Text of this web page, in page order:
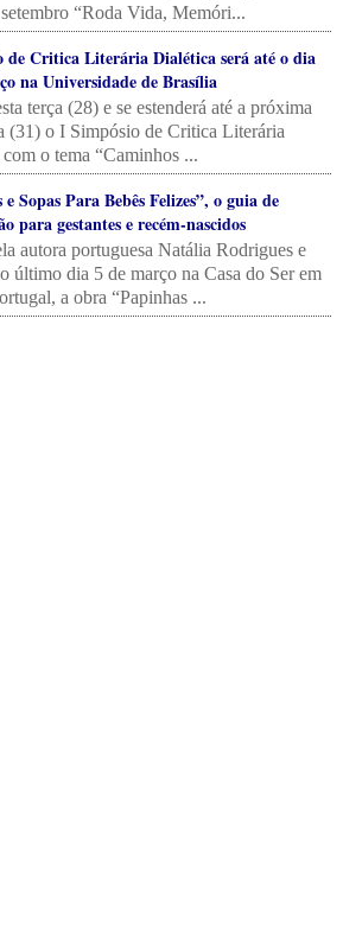
“Roda Vida, Memóri...
de Critica Literária Dialética será até o dia
na Universidade de Brasília
terça (28) e se estenderá até a próxima
(31) o I Simpósio de Critica Literária
o tema “Caminhos ...
Sopas Para Bebês Felizes”, o guia de
para gestantes e recém-nascidos
autora portuguesa Natália Rodrigues e
último dia 5 de março na Casa do Ser em
a obra “Papinhas ...